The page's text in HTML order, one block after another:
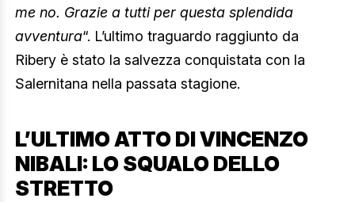
me no. Grazie a tutti per questa splendida
avventura“. L’ultimo traguardo raggiunto da
Ribery è stato la salvezza conquistata con la
Salernitana nella passata stagione.
L’ULTIMO ATTO DI VINCENZO
NIBALI: LO SQUALO DELLO
STRETTO